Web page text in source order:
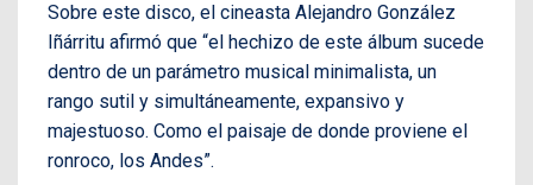
Sobre este disco, el cineasta Alejandro González
Iñárritu afirmó que “el hechizo de este álbum sucede
dentro de un parámetro musical minimalista, un
rango sutil y simultáneamente, expansivo y
majestuoso. Como el paisaje de donde proviene el
ronroco, los Andes”.